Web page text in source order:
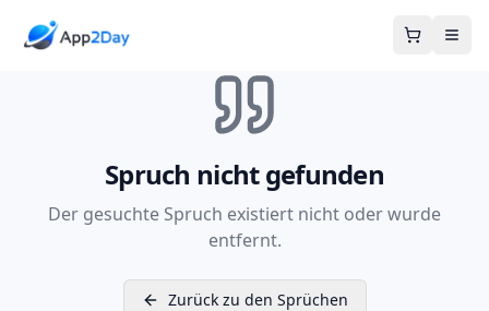
Spruch nicht gefunden
Der gesuchte Spruch existiert nicht oder wurde
entfernt.
Zurück zu den Sprüchen